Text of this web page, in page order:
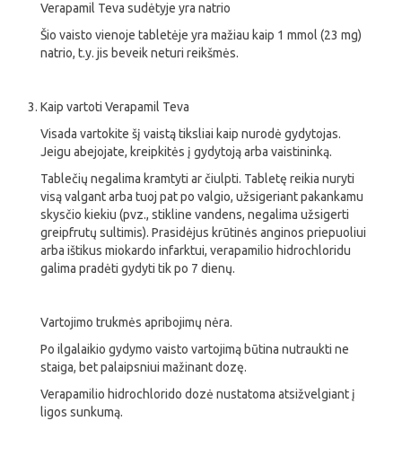
Verapamil Teva sudėtyje yra natrio
Šio vaisto vienoje tabletėje yra mažiau kaip 1 mmol (23 mg)
natrio, t.y. jis beveik neturi reikšmės.
Kaip vartoti Verapamil Teva
Visada vartokite šį vaistą tiksliai kaip nurodė gydytojas.
Jeigu abejojate, kreipkitės į gydytoją arba vaistininką.
Tablečių negalima kramtyti ar čiulpti. Tabletę reikia nuryti
visą valgant arba tuoj pat po valgio, užsigeriant pakankamu
skysčio kiekiu (pvz., stikline vandens, negalima užsigerti
greipfrutų sultimis). Prasidėjus krūtinės anginos priepuoliui
arba ištikus miokardo infarktui, verapamilio hidrochloridu
galima pradėti gydyti tik po 7 dienų.
Vartojimo trukmės apribojimų nėra.
Po ilgalaikio gydymo vaisto vartojimą būtina nutraukti ne
staiga, bet palaipsniui mažinant dozę.
Verapamilio hidrochlorido dozė nustatoma atsižvelgiant į
ligos sunkumą.